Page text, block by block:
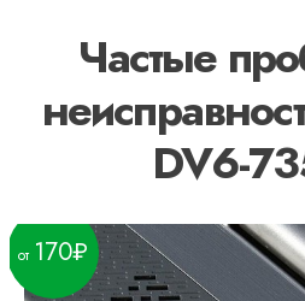
Частые
DV6-
170